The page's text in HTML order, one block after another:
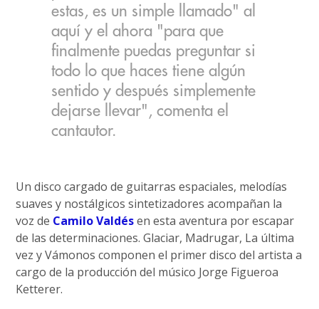
estas, es un simple llamado" al
aquí y el ahora "para que
finalmente puedas preguntar si
todo lo que haces tiene algún
sentido y después simplemente
dejarse llevar", comenta el
cantautor.
Un disco cargado de guitarras espaciales, melodías
suaves y nostálgicos sintetizadores acompañan la
voz de Camilo Valdésen esta aventura por escapar
de las determinaciones. Glaciar, Madrugar, La última
vez y Vámonos componen el primer disco del artista a
cargo de la producción del músico Jorge Figueroa
Ketterer.